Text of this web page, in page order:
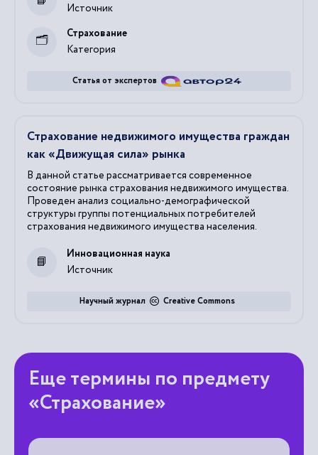
Источник
Категория
Страхование
Статья от экспертов
Страхование недвижимого имущества граждан
как «Движущая сила» рынка
В данной статье рассматривается современное
состояние рынка страхования недвижимого имущества.
Проведен анализ социально-демографической
структуры группы потенциальных потребителей
страхования недвижимого имущества населения.
Источник
Инновационная наука
Creative Commons
Научный журнал
Еще термины по предмету
«Страхование»